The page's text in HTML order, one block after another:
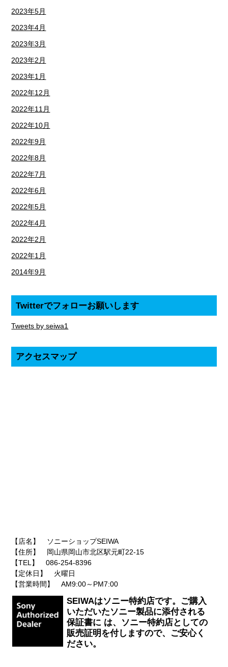
2023年5月
2023年4月
2023年3月
2023年2月
2023年1月
2022年12月
2022年11月
2022年10月
2022年9月
2022年8月
2022年7月
2022年6月
2022年5月
2022年4月
2022年2月
2022年1月
2014年9月
Twitterでフォローお願いします
Tweets by seiwa1
アクセスマップ
【店名】 ソニーショップSEIWA
【住所】 岡山県岡山市北区駅元町22-15
【TEL】 086-254-8396
【定休日】 火曜日
【営業時間】 AM9:00～PM7:00
SEIWAはソニー特約店です。ご購入
いただいたソニー製品に添付される
保証書に は、ソニー特約店としての
販売証明を付しますので、ご安心く
ださい。